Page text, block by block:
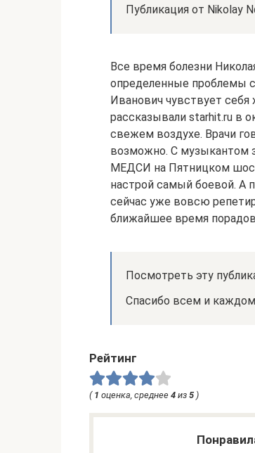
Публикация от Nikolay
Все время болезни
определенные проблемы
Иванович чувствует
рассказывали starhit.ru в
свежем воздухе. Врачи
возможно. С музыкантом
МЕДСИ на Пятницком
настрой самый боевой. А
сейчас уже вовсю
ближайшее время
Посмотреть эту
Спасибо всем и
Рейтинг
( 1 оценка, среднее 4 из 5 )